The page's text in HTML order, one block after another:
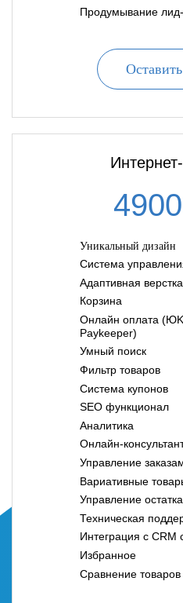
Продумывание
Уникальный дизайн
Система
Адаптивная верстка
Корзина
Онлайн оплата
Paykeeper)
Умный поиск
Фильтр товаров
Система купонов
SEO функционал
Аналитика
Онлайн-
Управление
Вариативные
Управление
Техническая
Интеграция с CRM
Избранное
Сравнение товаров